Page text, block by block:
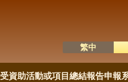
語系切換
繁中
受資助活動或項目總結報告申報